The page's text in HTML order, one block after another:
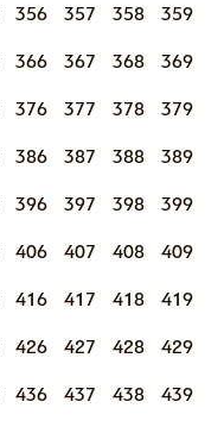
356 357 358 359
366 367 368 369
376 377 378 379
386 387 388 389
396 397 398 399
406 407 408 409
416 417 418 419
426 427 428 429
436 437 438 439